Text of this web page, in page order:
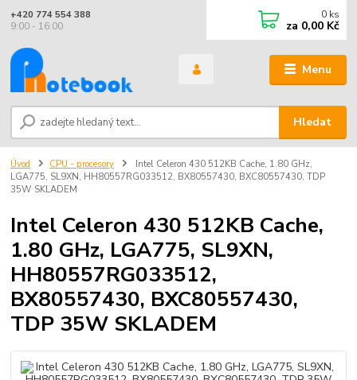
Menu
Hledat
+420 774 554 388
9:00 - 16:00
0 ks
za 0,00 Kč
Úvod CPU - procesory
Intel Celeron 430 512KB Cache, 1.80 GHz,
LGA775, SL9XN, HH80557RG033512, BX80557430, BXC80557430, TDP
35W SKLADEM
Intel Celeron 430 512KB Cache,
1.80 GHz, LGA775, SL9XN,
HH80557RG033512,
BX80557430, BXC80557430,
TDP 35W SKLADEM